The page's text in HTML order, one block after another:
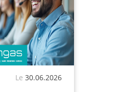
Le 30.06.2026